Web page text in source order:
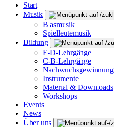
Start
Musik
Blasmusik
Spielleutemusik
Bildung
E-D-Lehrgänge
C-B-Lehrgänge
Nachwuchsgewinnung
Instrumente
Material & Downloads
Workshops
Events
News
Über uns